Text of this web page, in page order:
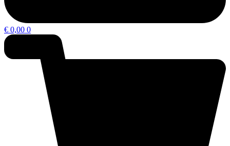
€ 0,00 0